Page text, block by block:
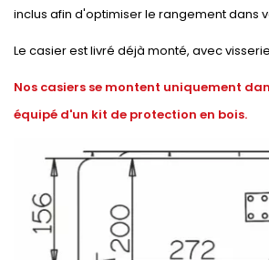
inclus afin d'optimiser le rangement dans
Le casier est livré déjà monté, avec
Nos casiers se montent uniquement
équipé d'un kit de protection en bois.